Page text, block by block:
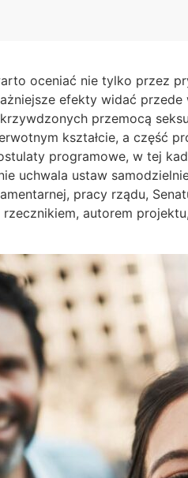
oceniać nie tylko przez
efekty widać
przemocą
kształcie, a część
programowe, w tej
uchwala ustaw
pracy rządu,
rzecznikiem, autorem